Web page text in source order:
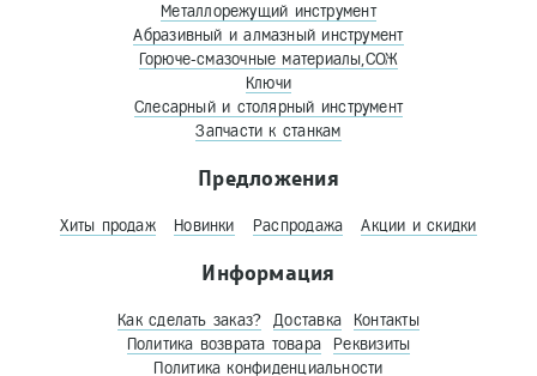
Металлорежущий инструмент
Абразивный и алмазный инструмент
Горюче-смазочные материалы,СОЖ
Ключи
Слесарный и столярный инструмент
Запчасти к станкам
Предложения
Хиты продаж Новинки Распродажа Акции и скидки
Информация
Как сделать заказ? Доставка
Контакты
Политика возврата товара
Реквизиты
Политика конфиденциальности